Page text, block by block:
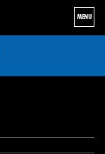
MENU